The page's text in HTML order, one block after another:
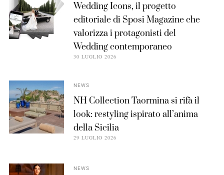
Wedding Icons, il progetto
editoriale di Sposi Magazine che
valorizza i protagonisti del
Wedding contemporaneo
30 LUGLIO 2026
NEWS
NH Collection Taormina si rifà il
look: restyling ispirato all’anima
della Sicilia
29 LUGLIO 2026
NEWS